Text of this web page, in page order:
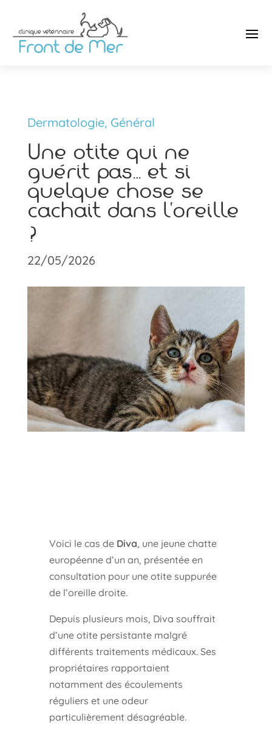
Dermatologie, Général
Une otite qui ne
guérit pas… et si
quelque chose se
cachait dans l’oreille
?
22/05/2026
Voici le cas de Diva, une jeune chatte
européenne d’un an, présentée en
consultation pour une otite suppurée
de l’oreille droite.
Depuis plusieurs mois, Diva souffrait
d’une otite persistante malgré
différents traitements médicaux. Ses
propriétaires rapportaient
notamment des écoulements
réguliers et une odeur
particulièrement désagréable.